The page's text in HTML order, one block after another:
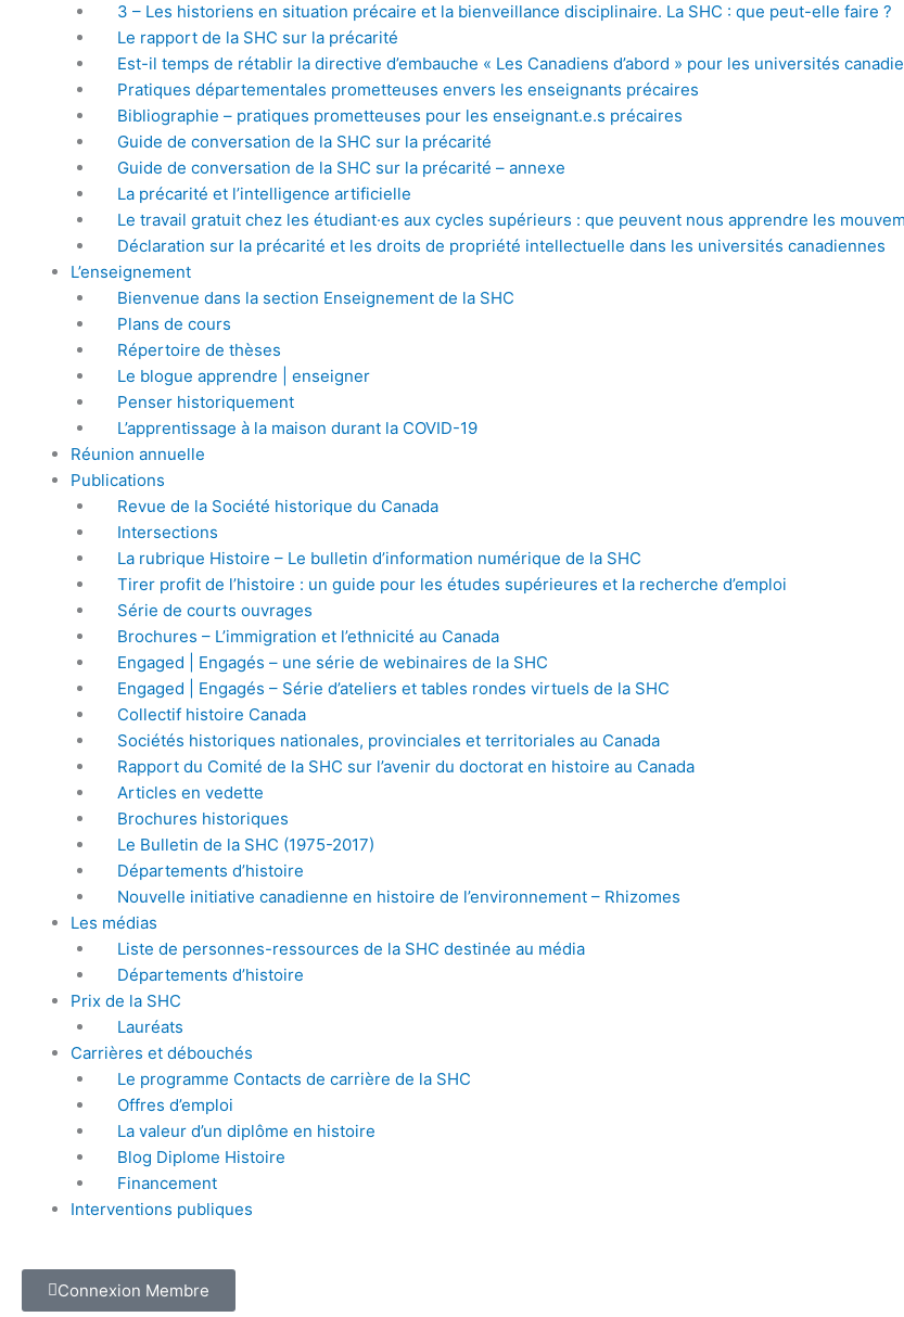
3 – Les historiens en situation précaire et la bienveillance disciplinaire. La SHC : que peut-elle faire ?
Le rapport de la SHC sur la précarité
Est-il temps de rétablir la directive d’embauche « Les Canadiens d’abord » pour les universités
Pratiques départementales prometteuses envers les enseignants précaires
Bibliographie – pratiques prometteuses pour les enseignant.e.s précaires
Guide de conversation de la SHC sur la précarité
Guide de conversation de la SHC sur la précarité – annexe
La précarité et l’intelligence artificielle
Le travail gratuit chez les étudiant·es aux cycles supérieurs : que peuvent nous apprendre les
Déclaration sur la précarité et les droits de propriété intellectuelle dans les universités canadiennes
L’enseignement
Bienvenue dans la section Enseignement de la SHC
Plans de cours
Répertoire de thèses
Le blogue apprendre | enseigner
Penser historiquement
L’apprentissage à la maison durant la COVID-19
Réunion annuelle
Publications
Revue de la Société historique du Canada
Intersections
La rubrique Histoire – Le bulletin d’information numérique de la SHC
Tirer profit de l’histoire : un guide pour les études supérieures et la recherche d’emploi
Série de courts ouvrages
Brochures – L’immigration et l’ethnicité au Canada
Engaged | Engagés – une série de webinaires de la SHC
Engaged | Engagés – Série d’ateliers et tables rondes virtuels de la SHC
Collectif histoire Canada
Sociétés historiques nationales, provinciales et territoriales au Canada
Rapport du Comité de la SHC sur l’avenir du doctorat en histoire au Canada
Articles en vedette
Brochures historiques
Le Bulletin de la SHC (1975-2017)
Départements d’histoire
Nouvelle initiative canadienne en histoire de l’environnement – Rhizomes
Les médias
Liste de personnes-ressources de la SHC destinée au média
Départements d’histoire
Prix de la SHC
Lauréats
Carrières et débouchés
Le programme Contacts de carrière de la SHC
Offres d’emploi
La valeur d’un diplôme en histoire
Blog Diplome Histoire
Financement
Interventions publiques
Connexion Membre